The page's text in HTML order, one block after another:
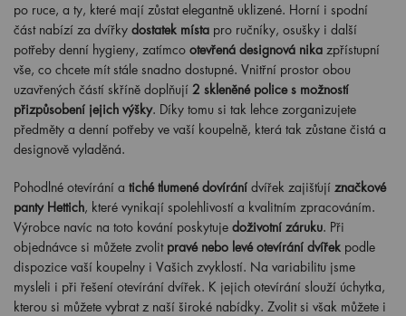
po ruce, a ty, které mají zůstat elegantně uklizené. Horní i spodní
část nabízí za dvířky dostatek místa pro ručníky, osušky i další
potřeby denní hygieny, zatímco otevřená designová nika zpřístupní
vše, co chcete mít stále snadno dostupné. Vnitřní prostor obou
uzavřených částí skříně doplňují 2 skleněné police s možností
přizpůsobení jejich výšky. Díky tomu si tak lehce zorganizujete
předměty a denní potřeby ve vaší koupelně, která tak zůstane čistá a
designově vyladěná.
Pohodlné otevírání a tiché tlumené dovírání dvířek zajišťují značkové
panty Hettich, které vynikají spolehlivostí a kvalitním zpracováním.
Výrobce navíc na toto kování poskytuje doživotní záruku. Při
objednávce si můžete zvolit pravé nebo levé otevírání dvířek podle
dispozice vaší koupelny i Vašich zvyklostí. Na variabilitu jsme
mysleli i při řešení otevírání dvířek. K jejich otevírání slouží úchytka,
kterou si můžete vybrat z naší široké nabídky. Zvolit si však můžete i